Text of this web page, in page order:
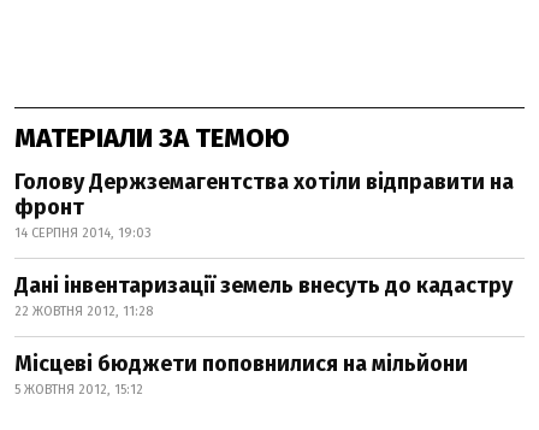
МАТЕРІАЛИ ЗА ТЕМОЮ
Голову Держземагентства хотіли відправити на
фронт
14 СЕРПНЯ 2014, 19:03
Дані інвентаризації земель внесуть до кадастру
22 ЖОВТНЯ 2012, 11:28
Місцеві бюджети поповнилися на мільйони
5 ЖОВТНЯ 2012, 15:12